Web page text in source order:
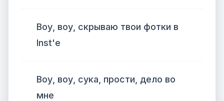
Воу, воу, скрываю твои фотки в
Inst'е
Воу, воу, сука, прости, дело во
мне